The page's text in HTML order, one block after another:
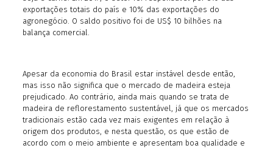
exportações totais do país e 10% das exportações do
agronegócio. O saldo positivo foi de US$ 10 bilhões na
balança comercial.
Apesar da economia do Brasil estar instável desde então,
mas isso não significa que o mercado de madeira esteja
prejudicado. Ao contrário, ainda mais quando se trata de
madeira de reflorestamento sustentável, já que os mercados
tradicionais estão cada vez mais exigentes em relação à
origem dos produtos, e nesta questão, os que estão de
acordo com o meio ambiente e apresentam boa qualidade e